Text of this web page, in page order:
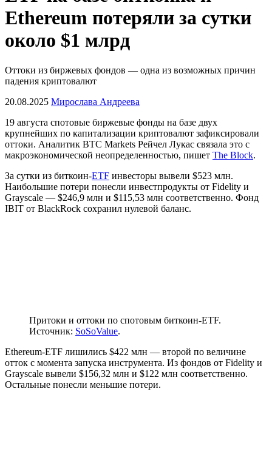
Ethereum потеряли за сутки
около $1 млрд
Оттоки из биржевых фондов — одна из возможных причин
падения криптовалют
20.08.2025 Мирослава Андреева
19 августа спотовые биржевые фонды на базе двух
крупнейших по капитализации криптовалют зафиксировали
оттоки. Аналитик BTC Markets Рейчел Лукас связала это с
макроэкономической неопределенностью, пишет The Block.
За сутки из биткоин-ETF инвесторы вывели $523 млн.
Наибольшие потери понесли инвестпродукты от Fidelity и
Grayscale — $246,9 млн и $115,53 млн соответственно. Фонд
IBIT от BlackRock сохранил нулевой баланс.
Притоки и оттоки по спотовым биткоин-ETF.
Источник: SoSoValue.
Ethereum-ETF лишились $422 млн — второй по величине
отток с момента запуска инструмента. Из фондов от Fidelity и
Grayscale вывели $156,32 млн и $122 млн соответственно.
Остальные понесли меньшие потери.